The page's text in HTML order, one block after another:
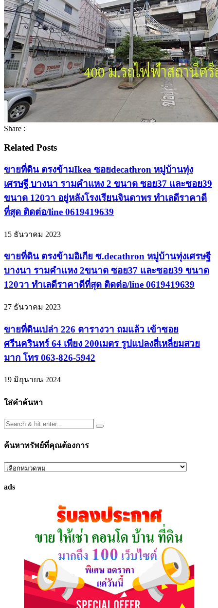
Share :
Related Posts
ขายที่ดิน ตรงข้ามIkea ซอยdecathron หมู่บ้านทุ่ง
เศรษฐี บางนา รามคำแหง 2 ขนาด ซอย37 และซอย39
ขนาด 120วา อยู่หลังโรงเรียนจินดาพร ทำเลดีราคาดี
ที่สุด ติดต่อ/line 0619419639
15 ธันวาคม 2023
ขายที่ดิน ตรงข้ามอิเกีย ซ.decathron หมู่บ้านทุ่งเศรษฐี
บางนา รามคำแหง 2ขนาด ซอย37 และซอย39 ขนาด
120วา ทำเลดีราคาดีที่สุด ติดต่อ/line 0619419639
27 ธันวาคม 2023
ขายที่ดินเปล่า 226 ตารางวา ถมแล้ว เข้าซอย
ศรีนครินทร์ 64 เพียง 200เมตร รูปแปลงสี่เหลี่ยมสวย
มาก โทร 063-826-5942
19 มิถุนายน 2024
ใส่คำค้นหา
ค้นหาทรัพย์ที่คุณต้องการ
ค้นหา
ที่
ads